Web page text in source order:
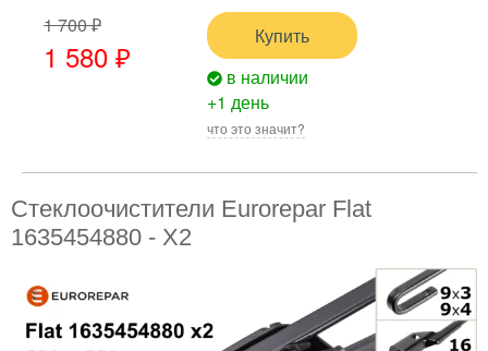
1 700 ₽
1 580 ₽
Купить
в наличии
+1 день
что это значит?
Стеклоочистители Eurorepar Flat
1635454880 - X2